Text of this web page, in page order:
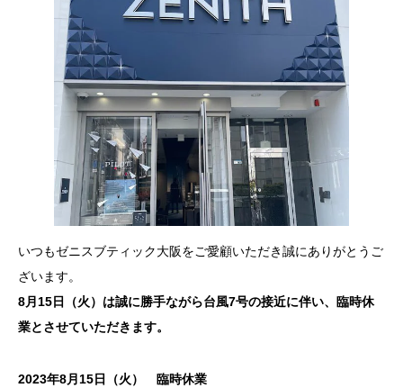
いつもゼニスブティック大阪をご愛顧いただき誠にありがとうご
ざいます。
8月15日（火）は誠に勝手ながら台風7号の接近に伴い、臨時休
業とさせていただきます。
2023年8月15日（火） 臨時休業